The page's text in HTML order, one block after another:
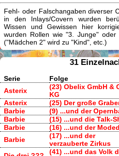
Fehl- oder Falschangaben diverser
in den Inlays/Covern wurden
Wissen und Gewissen hier
wurden Rollen wie "3. Junge"
("Mädchen 2" wird zu "Kind", etc.)
31
Serie Folge
Asterix
(23) Obelix GmbH &
KG
Asterix
(25) Der große
Barbie
(9) ...und der
Barbie
(15) ...und die Talk-
Barbie
(16) ...und der
Barbie
(17) ...und der
verzauberte Zirkus
(41) ...und das Volk